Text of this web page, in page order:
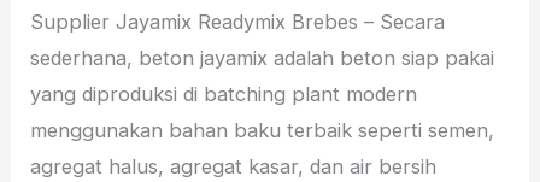
Supplier Jayamix Readymix Brebes – Secara
sederhana, beton jayamix adalah beton siap pakai
yang diproduksi di batching plant modern
menggunakan bahan baku terbaik seperti semen,
agregat halus, agregat kasar, dan air bersih